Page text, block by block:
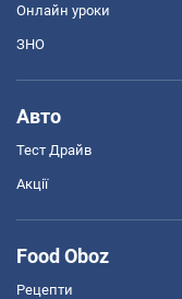
Онлайн уроки
ЗНО
Авто
Тест Драйв
Акції
Food Oboz
Рецепти